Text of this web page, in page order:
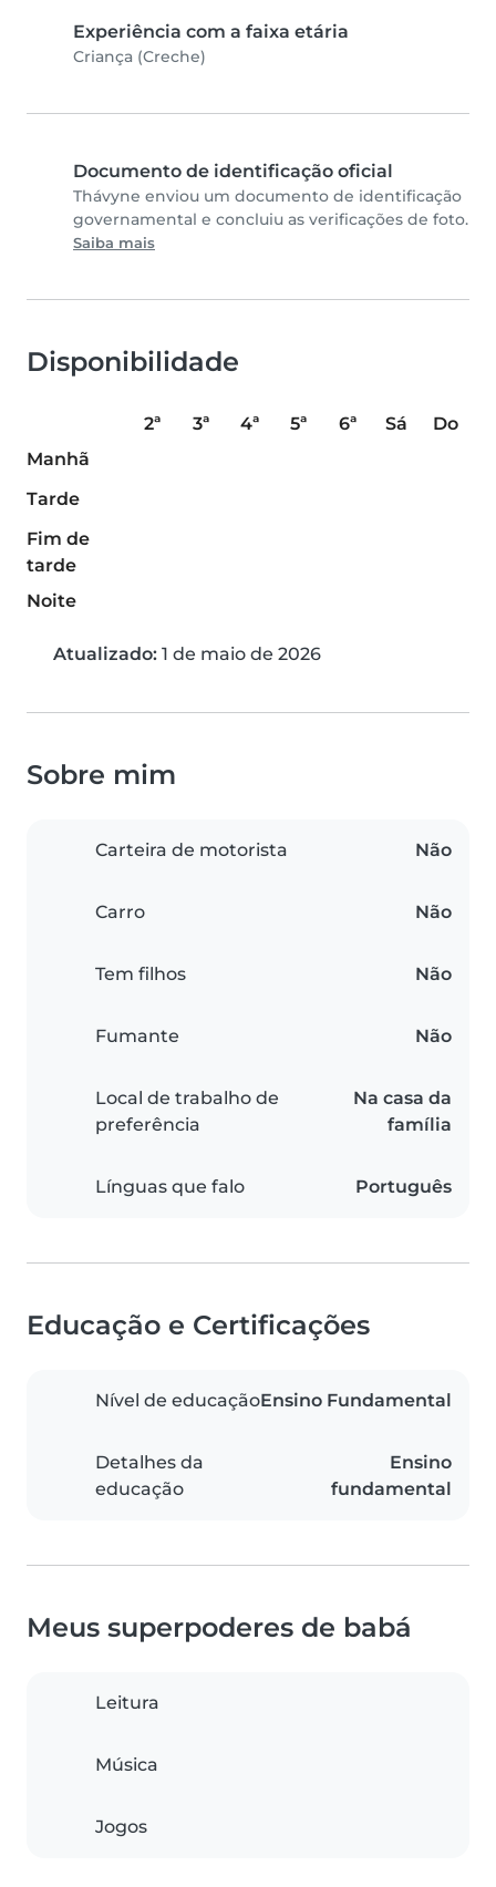
Experiência com a faixa etária
Criança (Creche)
Documento de identificação oficial
Thávyne enviou um documento de identificação
governamental e concluiu as verificações de foto.
Saiba mais
Disponibilidade
2ª 3ª 4ª 5ª 6ª Sá
Do
Manhã
Tarde
Fim de
tarde
Noite
Atualizado: 1 de maio de 2026
Sobre mim
Carteira de motorista Não
Carro Não
Tem filhos Não
Fumante Não
Local de trabalho de
preferência
Na casa da
família
Línguas que falo Português
Educação e Certificações
Nível de educaçãoEnsino Fundamental
Detalhes da
educação
Ensino
fundamental
Meus superpoderes de babá
Leitura
Música
Jogos